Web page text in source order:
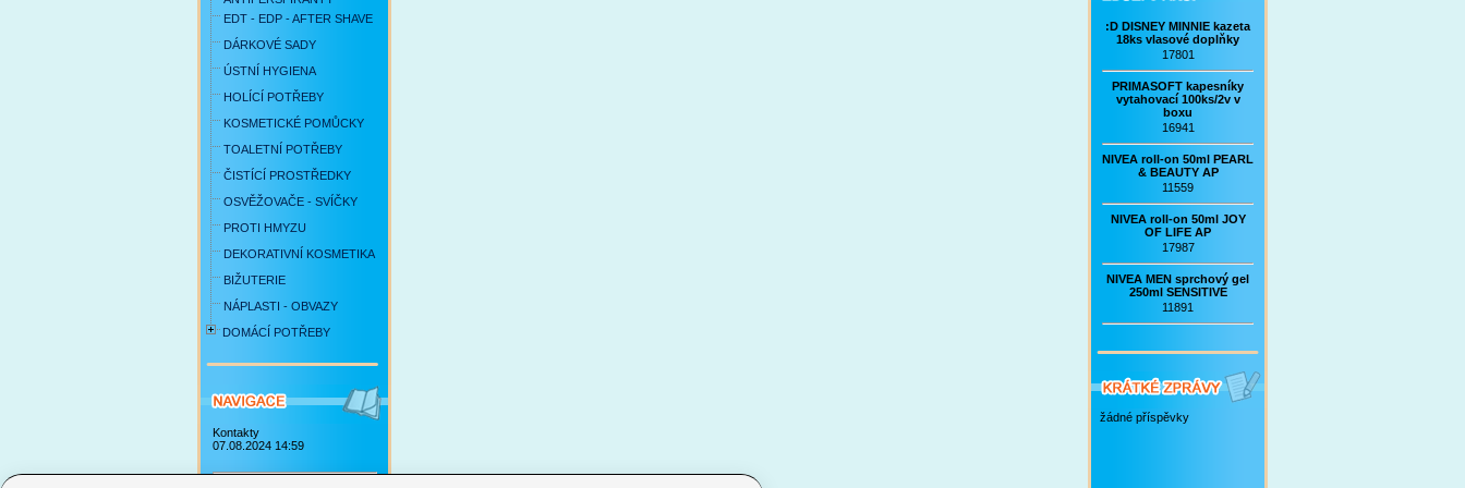
EDT - EDP - AFTER SHAVE
DÁRKOVÉ SADY
ÚSTNÍ HYGIENA
HOLÍCÍ POTŘEBY
KOSMETICKÉ POMŮCKY
TOALETNÍ POTŘEBY
ČISTÍCÍ PROSTŘEDKY
OSVĚŽOVAČE - SVÍČKY
PROTI HMYZU
DEKORATIVNÍ KOSMETIKA
BIŽUTERIE
NÁPLASTI - OBVAZY
DOMÁCÍ POTŘEBY
Kontakty
07.08.2024 14:59
:D DISNEY MINNIE kazeta
18ks vlasové doplňky
17801
PRIMASOFT kapesníky
vytahovací 100ks/2v v
boxu
16941
NIVEA roll-on 50ml PEARL
& BEAUTY AP
11559
NIVEA roll-on 50ml JOY
OF LIFE AP
17987
NIVEA MEN sprchový gel
250ml SENSITIVE
11891
žádné příspěvky